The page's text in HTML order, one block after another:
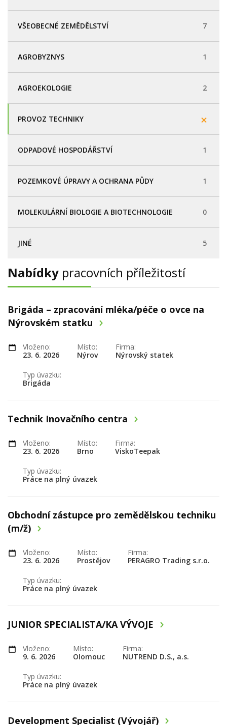
7
VŠEOBECNÉ ZEMĚDĚLSTVÍ
1
AGROBYZNYS
2
AGROEKOLOGIE
PROVOZ TECHNIKY
1
ODPADOVÉ HOSPODÁŘSTVÍ
1
POZEMKOVÉ ÚPRAVY A OCHRANA PŮDY
0
MOLEKULÁRNÍ BIOLOGIE A BIOTECHNOLOGIE
5
JINÉ
Nabídky pracovních příležitostí
Brigáda – zpracování mléka/péče o ovce na
Nýrovském statku
Vloženo:
23. 6. 2026
Místo:
Nýrov
Firma:
Nýrovský statek
Typ úvazku:
Brigáda
Technik Inovačního centra
Vloženo:
23. 6. 2026
Místo:
Brno
Firma:
ViskoTeepak
Typ úvazku:
Práce na plný úvazek
Obchodní zástupce pro zemědělskou techniku
(m/ž)
Vloženo:
23. 6. 2026
Místo:
Prostějov
Firma:
PERAGRO Trading s.r.o.
Typ úvazku:
Práce na plný úvazek
JUNIOR SPECIALISTA/KA VÝVOJE
Vloženo:
9. 6. 2026
Místo:
Olomouc
Firma:
NUTREND D.S., a.s.
Typ úvazku:
Práce na plný úvazek
Development Specialist (Vývojář)